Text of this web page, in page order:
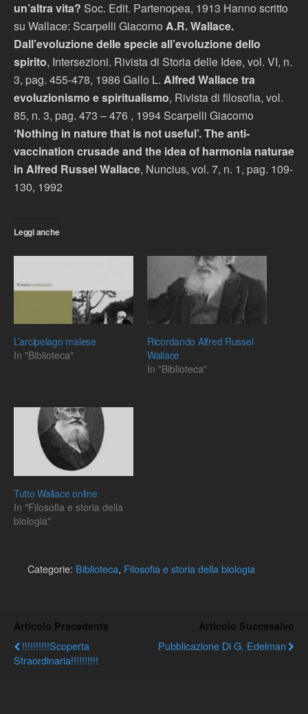
un’altra vita? Soc. Edit. Partenopea, 1913 Hanno scritto
su Wallace: Scarpelli Giacomo A.R. Wallace.
Dall’evoluzione delle specie all’evoluzione dello
spirito, Intersezioni. Rivista di Storia delle Idee, vol. VI, n.
3, pag. 455-478, 1986 Gallo L. Alfred Wallace tra
evoluzionismo e spiritualismo, Rivista di filosofia, vol.
85, n. 3, pag. 473 – 476 , 1994 Scarpelli Giacomo
‘Nothing in nature that is not useful’. The anti-
vaccination crusade and the idea of harmonia naturae
in Alfred Russel Wallace, Nuncius, vol. 7, n. 1, pag. 109-
130, 1992
Leggi anche
L’arcipelago malese
In "Biblioteca"
Ricordando Alfred Russel
Wallace
In "Biblioteca"
Tutto Wallace online
In "Filosofia e storia della
biologia"
Categorie: Biblioteca, Filosofia e storia della biologia
Articolo Precedente
!!!!!!!!!!Scoperta
Straordinaria!!!!!!!!!!
Articolo Successivo
Pubblicazione Di G. Edelman